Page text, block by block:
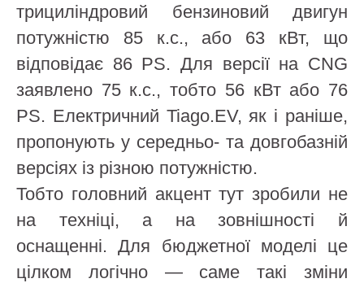
трициліндровий бензиновий двигун
потужністю 85 к.с., або 63 кВт, що
відповідає 86 PS. Для версії на CNG
заявлено 75 к.с., тобто 56 кВт або 76
PS. Електричний Tiago.EV, як і раніше,
пропонують у середньо- та довгобазній
версіях із різною потужністю.
Тобто головний акцент тут зробили не
на техніці, а на зовнішності й
оснащенні. Для бюджетної моделі це
цілком логічно — саме такі зміни